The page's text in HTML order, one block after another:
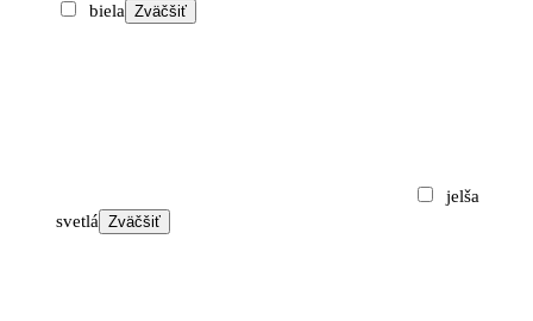
110 €
biela Zväčšiť
jelša
svetlá Zväčšiť